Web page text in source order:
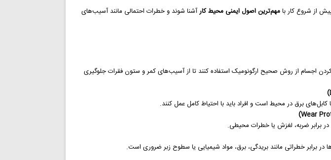
از شروع کار بامهم‌ترین اصول ایمنی محیط کارآشنا شوند و خطرات احتمالی مانند آسیب‌های
کردن اجسام از روش صحیح ارگونومیک استفاده کنند تا از آسیب‌های کمر و ستون فقرات جلوگیری
برق در محیط است و افراد باید با احتیاط کامل عمل کنند.
در برابر ضربه، لغزش یا خطرات محیطی.
برابر خطراتی مانند بریدگی، برق، مواد شیمیایی یا سطوح زبر ضروری است.